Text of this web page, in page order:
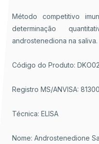
Método competitivo
determinação
androstenediona na saliva.
Código do Produto:
Registro MS/ANVISA:
Técnica: ELISA
Nome: Androstenedione